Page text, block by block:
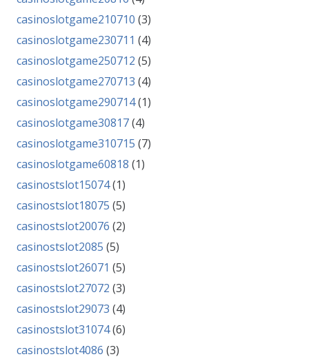
casinoslotgame210710 (3)
casinoslotgame230711 (4)
casinoslotgame250712 (5)
casinoslotgame270713 (4)
casinoslotgame290714(1)
casinoslotgame30817(4)
casinoslotgame310715 (7)
casinoslotgame60818 (1)
casinostslot15074(1)
casinostslot18075 (5)
casinostslot20076 (2)
casinostslot2085 (5)
casinostslot26071 (5)
casinostslot27072 (3)
casinostslot29073 (4)
casinostslot31074(6)
casinostslot4086 (3)